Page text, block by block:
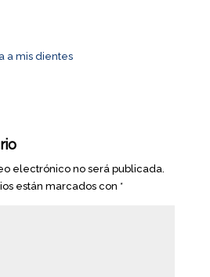
electrónico no será publicada.
están marcados con *